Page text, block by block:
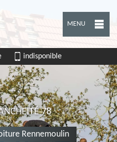
MENU
indisponible
78
Rennemoulin